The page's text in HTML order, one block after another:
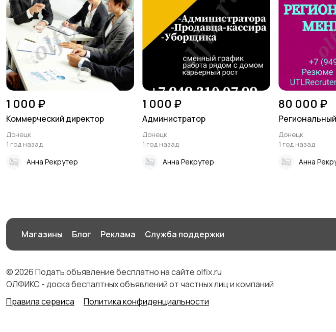
1 000 ₽
Коммерческий директор
Донецк
1 год назад
Анна Рекрутер
1 000 ₽
Администратор
Донецк
1 год назад
Анна Рекрутер
80 000 ₽
Донецк
1 год назад
Анна
Магазины Блог Реклама Служба поддержки
© 2026 Подать объявление бесплатно на сайте olfix.ru
ОЛФИКС - доска беспалтных объявлений от частных лиц и компаний
Правила сервиса
Политика конфиденциальности